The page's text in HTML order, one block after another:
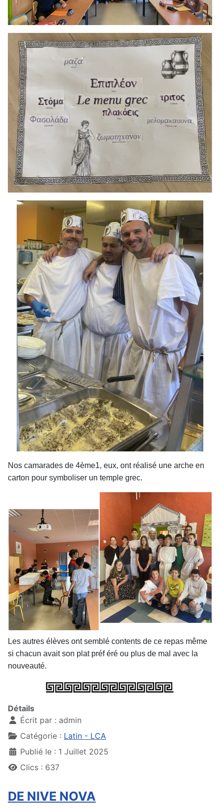
Nos camarades de 4ème1, eux, ont réalisé une arche en
carton pour symboliser un temple grec.
Les autres élèves ont semblé contents de ce repas même
si chacun avait son plat préf éré ou plus de mal avec la
nouveauté.
Détails
Écrit par : admin
Catégorie : Latin - LCA
Publié le : 1 Juillet 2025
Clics : 637
DE NIVE NOVA